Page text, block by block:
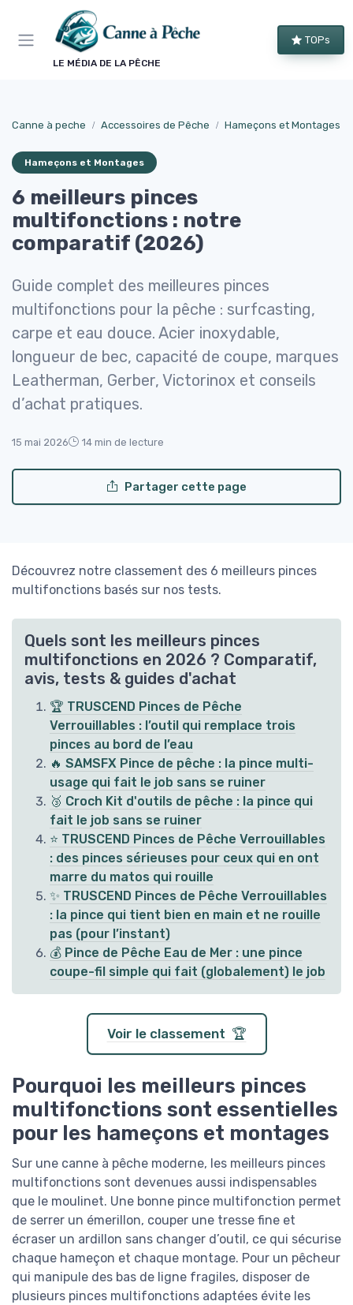
LE MÉDIA DE LA PÊCHE
TOPs
Canne à peche Accessoires de Pêche Hameçons et Montages
Hameçons et Montages
6 meilleurs pinces
multifonctions : notre
comparatif (2026)
Guide complet des meilleures pinces
multifonctions pour la pêche : surfcasting,
carpe et eau douce. Acier inoxydable,
longueur de bec, capacité de coupe, marques
Leatherman, Gerber, Victorinox et conseils
d’achat pratiques.
15 mai 2026 14 min de lecture
Partager cette page
Découvrez notre classement des 6 meilleurs pinces
multifonctions basés sur nos tests.
Quels sont les meilleurs pinces
multifonctions en 2026 ? Comparatif,
avis, tests & guides d'achat
🏆 TRUSCEND Pinces de Pêche
Verrouillables : l’outil qui remplace trois
pinces au bord de l’eau
🔥 SAMSFX Pince de pêche : la pince multi-
usage qui fait le job sans se ruiner
🥉 Croch Kit d'outils de pêche : la pince qui
fait le job sans se ruiner
⭐ TRUSCEND Pinces de Pêche Verrouillables
: des pinces sérieuses pour ceux qui en ont
marre du matos qui rouille
✨ TRUSCEND Pinces de Pêche Verrouillables
: la pince qui tient bien en main et ne rouille
pas (pour l’instant)
💰 Pince de Pêche Eau de Mer : une pince
coupe-fil simple qui fait (globalement) le job
Voir le classement 🏆
Pourquoi les meilleurs pinces
multifonctions sont essentielles
pour les hameçons et montages
Sur une canne à pêche moderne, les meilleurs pinces
multifonctions sont devenues aussi indispensables
que le moulinet. Une bonne pince multifonction permet
de serrer un émerillon, couper une tresse fine et
écraser un ardillon sans changer d’outil, ce qui sécurise
chaque hameçon et chaque montage. Pour un pêcheur
qui manipule des bas de ligne fragiles, disposer de
plusieurs pinces multifonctions adaptées évite les
Panneau de gestion des cookies